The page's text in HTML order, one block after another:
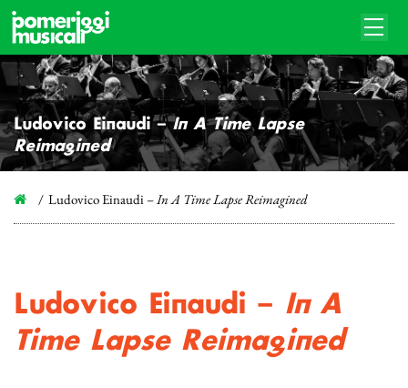
Ludovico Einaudi –In A Time Lapse
Reimagined
Ludovico Einaudi –In A Time Lapse Reimagined
Ludovico Einaudi – In A
Time Lapse Reimagined